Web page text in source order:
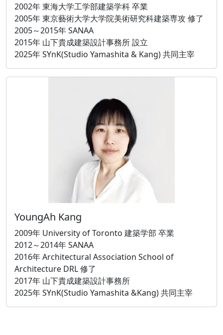
2002年 東海大学工学部建築学科 卒業
2005年 東京藝術大学大学院美術研究科建築専攻 修了
2005～2015年 SANAA
2015年 山下貴成建築設計事務所 設立
2025年 SYnK(Studio Yamashita & Kang) 共同主宰
YoungAh Kang
2009年 University of Toronto 建築学部 卒業
2012～2014年 SANAA
2016年 Architectural Association School of
Architecture DRL 修了
2017年 山下貴成建築設計事務所
2025年 SYnK(Studio Yamashita &Kang) 共同主宰